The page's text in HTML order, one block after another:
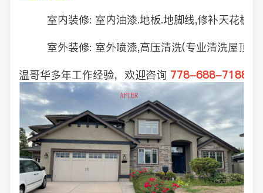
室内装修: 室内油漆.地板.地脚线,修补天花板(水
室外装修: 室外喷漆,高压清洗(专业清洗屋顶,外
温哥华多年工作经验，欢迎咨询 778-688-7188 何